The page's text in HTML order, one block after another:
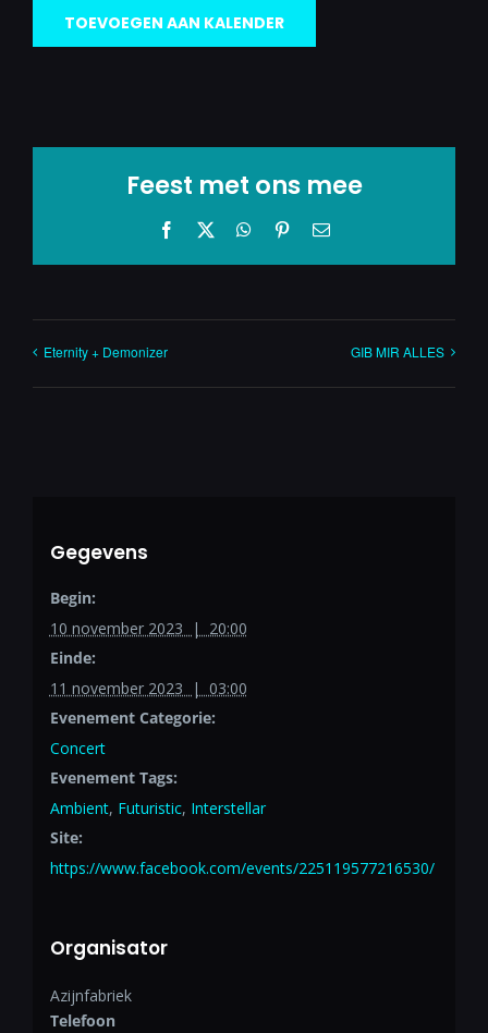
TOEVOEGEN AAN KALENDER
Feest met ons mee
Facebook WhatsApp
Pinterest
E-
Eternity + Demonizer GIB MIR ALLES
Gegevens
Begin:
10 november 2023 | 20:00
Einde:
11 november 2023 | 03:00
Evenement Categorie:
Concert
Evenement Tags:
Ambient, Futuristic, Interstellar
Site:
https://www.facebook.com/events/225119577216530/
Organisator
Azijnfabriek
Telefoon